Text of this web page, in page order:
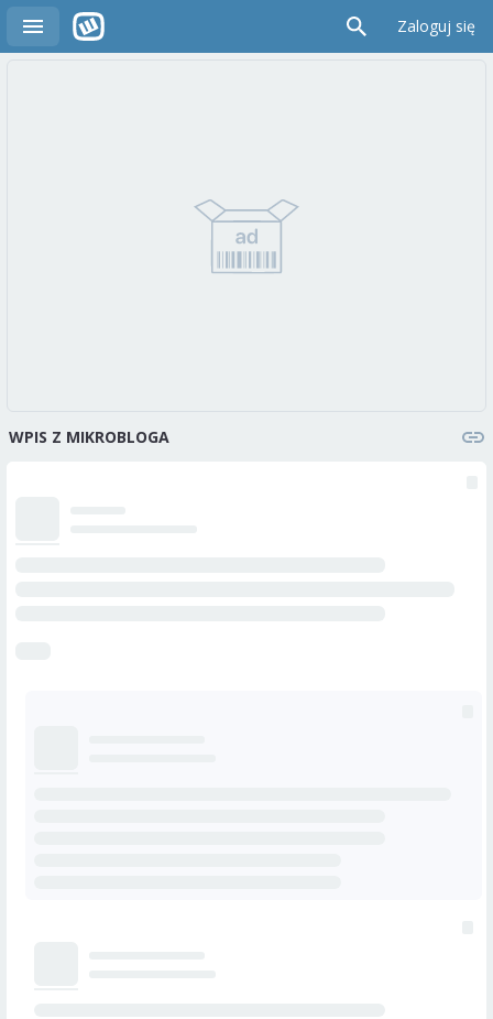
Zaloguj się
WPIS Z MIKROBLOGA